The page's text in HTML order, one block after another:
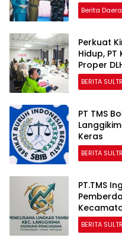
Berita
Perkuat
Hidup,
Proper
BERITA
PT TMS
Keras
BERITA
PT.TMS
BERITA